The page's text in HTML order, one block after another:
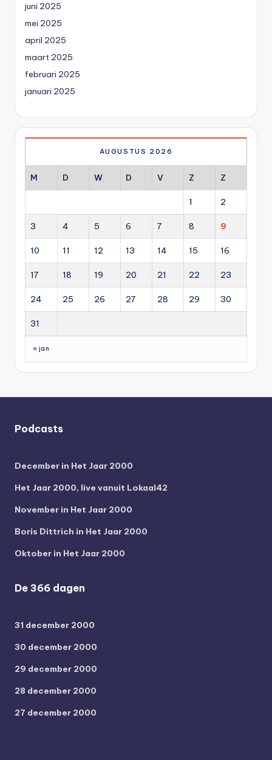
juni 2025
mei 2025
april 2025
maart 2025
februari 2025
januari 2025
AUGUSTUS 2026
M D W D V Z Z
1 2
3 4 5 6 7 8 9
10 11 12 13 14 15 16
17 18 19 20 21 22 23
24 25 26 27 28 29 30
31
« jan
Podcasts
December in Het Jaar 2000
Het Jaar 2000, live vanuit Lokaal42
November in Het Jaar 2000
Boris Dittrich in Het Jaar 2000
Oktober in Het Jaar 2000
De 366 dagen
31 december 2000
30 december 2000
29 december 2000
28 december 2000
27 december 2000